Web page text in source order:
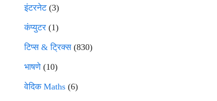
इंटरनेट(3)
कंप्युटर (1)
टिप्स & ट्रिक्स(830)
भाषणे(10)
वेदिक Maths (6)